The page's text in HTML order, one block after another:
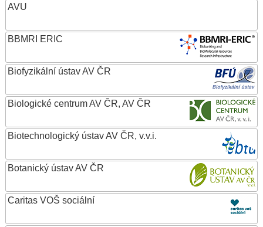
AVU
BBMRI ERIC
Biofyzikální ústav AV ČR
Biologické centrum AV ČR, AV ČR
Biotechnologický ústav AV ČR, v.v.i.
Botanický ústav AV ČR
Caritas VOŠ sociální